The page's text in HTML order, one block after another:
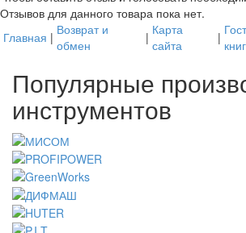
Отзывов для данного товара пока нет.
Главная | Возврат и
обмен
| Карта
сайта
|
Популярные
инструментов